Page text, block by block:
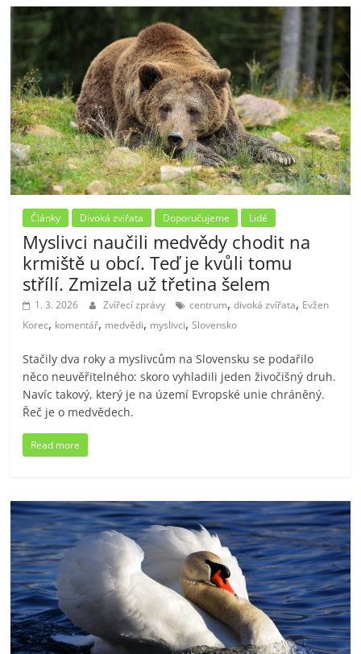
Články Divoká zvířata Doporučujeme Lidé
Myslivci naučili medvědy chodit na
krmiště u obcí. Teď je kvůli tomu
střílí. Zmizela už třetina šelem
1. 3. 2026 Zvířecí zprávy centrum,divoká zvířata, Evžen
Korec, komentář, medvědi, myslivci,Slovensko
Stačily dva roky a myslivcům na Slovensku se podařilo
něco neuvěřitelného: skoro vyhladili jeden živočišný druh.
Navíc takový, který je na území Evropské unie chráněný.
Řeč je o medvědech.
Read more